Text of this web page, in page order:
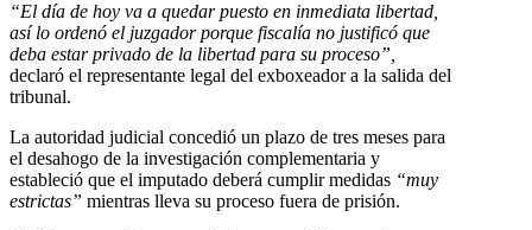
“El día de hoy va a quedar puesto en inmediata libertad,
así lo ordenó el juzgador porque fiscalía no justificó que
deba estar privado de la libertad para su proceso”,
declaró el representante legal del exboxeador a la salida del
tribunal.
La autoridad judicial concedió un plazo de tres meses para
el desahogo de la investigación complementaria y
estableció que el imputado deberá cumplir medidas “muy
estrictas” mientras lleva su proceso fuera de prisión.